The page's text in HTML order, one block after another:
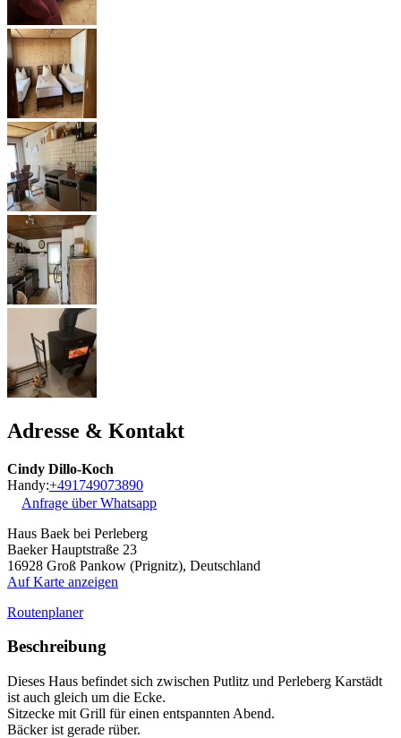
Adresse & Kontakt
Cindy Dillo-Koch
Handy:+491749073890
Anfrage über Whatsapp
Haus Baek bei Perleberg
Baeker Hauptstraße 23
16928 Groß Pankow (Prignitz), Deutschland
Auf Karte anzeigen
Routenplaner
Beschreibung
Dieses Haus befindet sich zwischen Putlitz und Perleberg Karstädt
ist auch gleich um die Ecke.
Sitzecke mit Grill für einen entspannten Abend.
Bäcker ist gerade rüber.